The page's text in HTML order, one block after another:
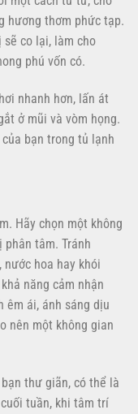
hương thơm phức tạp.
sẽ co lại, làm cho
phú vốn có.
nhanh hơn, lấn át
ở mũi và vòm họng.
bạn trong tủ lạnh
Hãy chọn một không
tâm. Tránh
hoa hay khói
năng cảm nhận
êm ái, ánh sáng dịu
nên một không gian
thư giãn, có thể là
tuần, khi tâm trí